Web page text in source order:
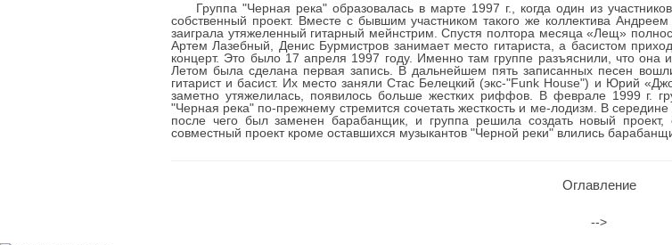
Группа "Черная река" образовалась в марте 1997 г., когда один из
собственный проект. Вместе с бывшим участником такого же коллектива
заиграла утяжеленный гитарный мейнстрим. Спустя полтора месяца «Лещ»
Артем Лазебный, Денис Бурмистров занимает место гитариста, а басистом
концерт. Это было 17 апреля 1997 году. Именно там группе разъяснили, что она
Летом была сделана первая запись. В дальнейшем пять записанных песен
гитарист и басист. Их место заняли Стас Белецкий (экс-"Funk House") и Юрий
заметно утяжелилась, появилось больше жестких риффов. В феврале 1999 г.
"Черная река" по-прежнему стремится сочетать жесткость и ме-лодизм. В
после чего был заменен барабанщик, и группа решила создать новый
совместный проект кроме оставшихся музыкантов "Черной реки" влились
Оглавление
-->